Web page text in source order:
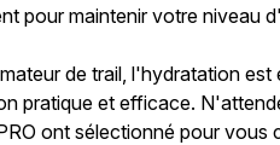
pour maintenir votre niveau
de trail, l'hydratation
pratique et efficace.
ont sélectionné pour